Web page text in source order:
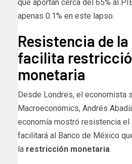
que aportan cerca del 65% al
apenas 0.1% en este lapso.
Resistencia de
facilita
monetaria
Desde Londres, el economista
Macroeconomics, Andrés
economía mostró resistencia el
facilitará al Banco de México
la restricción monetaria.